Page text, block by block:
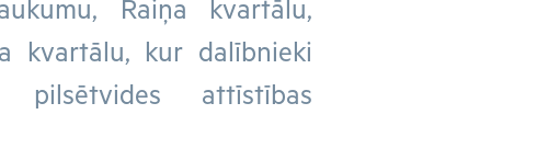
Raiņa kvartālu,
kvartālu, kur dalībnieki
pilsētvides attīstības